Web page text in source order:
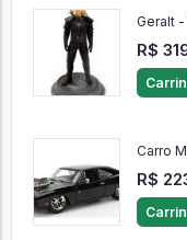
Geralt
R$
Carro
R$